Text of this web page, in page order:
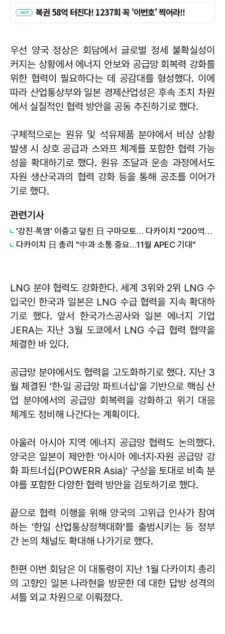
우선 양국 정상은 회담에서 글로벌 정세 불확실성이
커지는 상황에서 에너지 안보와 공급망 회복력 강화를
위한 협력이 필요하다는 데 공감대를 형성했다. 이에
따라 산업통상부와 일본 경제산업성은 후속 조치 차원
에서 실질적인 협력 방안을 공동 추진하기로 했다.
구체적으로는 원유 및 석유제품 분야에서 비상 상황
발생 시 상호 공급과 스와프 체계를 포함한 협력 가능
성을 확대하기로 했다. 원유 조달과 운송 과정에서도
자원 생산국과의 협력 강화 등을 통해 공조를 이어가
기로 했다.
관련기사
'강진·폭염' 이중고 덮친 日 구마모토… 다카이치 "200억엔 투입"
다카이치 日 총리 "中과 소통 중요…11월 APEC 기대"
LNG 분야 협력도 강화한다. 세계 3위와 2위 LNG 수
입국인 한국과 일본은 LNG 수급 협력을 지속 확대하
기로 했다. 앞서 한국가스공사와 일본 에너지 기업
JERA는 지난 3월 도쿄에서 LNG 수급 협력 협약을
체결한 바 있다.
공급망 분야에서도 협력을 고도화하기로 했다. 지난 3
월 체결된 '한·일 공급망 파트너십'을 기반으로 핵심 산
업 분야에서의 공급망 회복력을 강화하고 위기 대응
체계도 정비해 나간다는 계획이다.
아울러 아시아 지역 에너지 공급망 협력도 논의했다.
양국은 일본이 제안한 '아시아 에너지·자원 공급망 강
화 파트너십(POWERR Asia)' 구상을 토대로 비축 분
야를 포함한 다양한 협력 방안을 검토하기로 했다.
끝으로 협력 이행을 위해 양국의 고위급 인사가 참여
하는 '한일 산업통상정책대화'를 출범시키는 등 정부
간 논의 채널도 확대해 나가기로 했다.
한편 이번 회담은 이 대통령이 지난 1월 다카이치 총리
의 고향인 일본 나라현을 방문한 데 대한 답방 성격의
셔틀 외교 차원으로 이뤄졌다.